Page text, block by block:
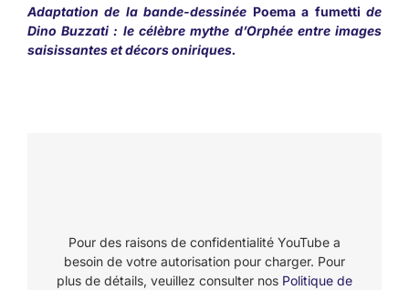
Adaptation de la bande-dessinée Poema a fumetti de
Dino Buzzati : le célèbre mythe d’Orphée entre images
saisissantes et décors oniriques.
Pour des raisons de confidentialité YouTube a
besoin de votre autorisation pour charger. Pour
plus de détails, veuillez consulter nos Politique de